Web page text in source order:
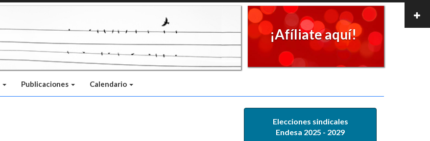
¡Afíliate aquí!
Publicaciones Calendario
Elecciones sindicales
Endesa 2025 - 2029